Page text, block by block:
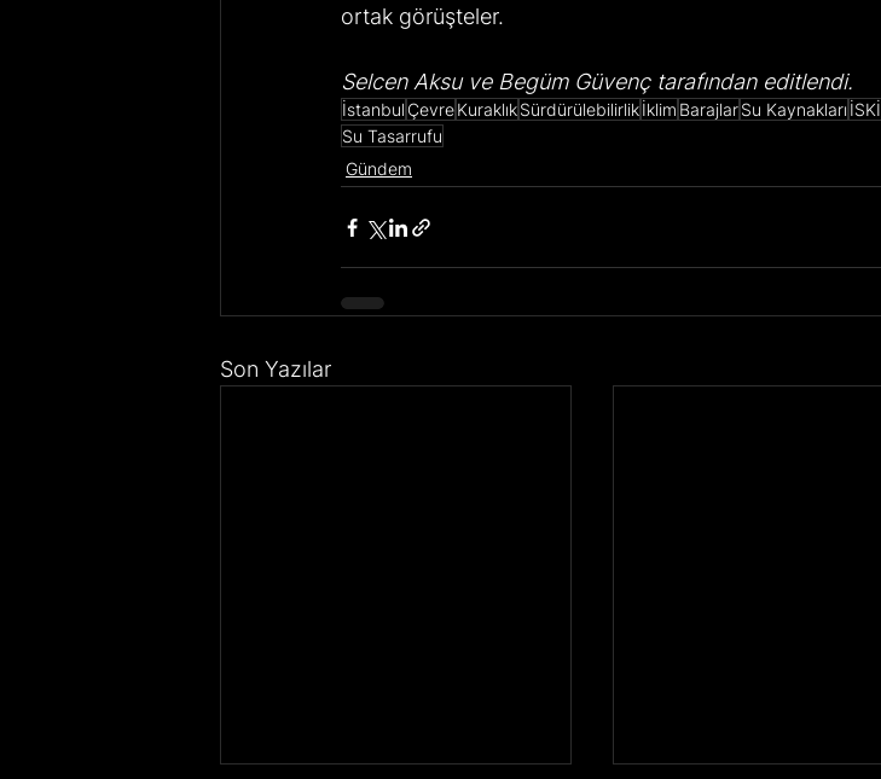
ortak görüşteler.
Selcen Aksu ve Begüm Güvenç tarafından editlendi.
İstanbul ÇevreKuraklıkSürdürülebilirlikİklim BarajlarSu Kaynakları İSKİ
Su Tasarrufu
Gündem
Son Yazılar